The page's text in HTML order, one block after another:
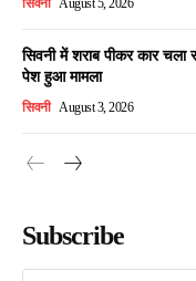
सिवनी August 5, 2026
सिवनी में शराब पीकर कार
पेश हुआ मामला
सिवनी August 3, 2026
Subscribe